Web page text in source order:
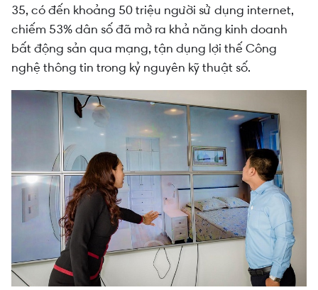
35, có đến khoảng 50 triệu người sử dụng internet,
chiếm 53% dân số đã mở ra khả năng kinh doanh
bất động sản qua mạng, tận dụng lợi thế Công
nghệ thông tin trong kỷ nguyên kỹ thuật số.